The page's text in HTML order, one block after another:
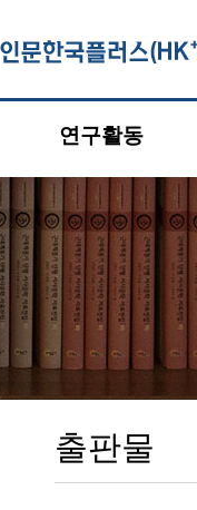
연구활동
출판물